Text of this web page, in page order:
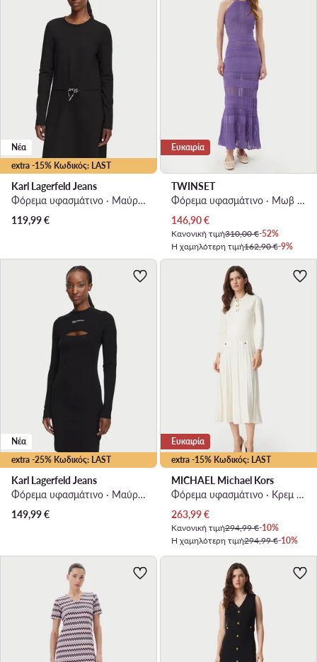
extra -15% Κωδικός: LAST
Νέα
Karl Lagerfeld Jeans
Φόρεμα υφασμάτινο · Μαύρο · Mini
119,99€
Ευκαιρία
TWINSET
Φόρεμα υφασμάτινο · Μωβ · Midi
Τρέχουσα τιμή
146,90€
Κανονική τιμή310,00 €-52%
Η χαμηλότερη τιμή162,90 €-9%
extra -25% Κωδικός: LAST
Νέα
Karl Lagerfeld Jeans
Φόρεμα υφασμάτινο · Μαύρο · Mini
149,99€
extra -15% Κωδικός: LAST
Ευκαιρία
MICHAEL Michael Kors
Φόρεμα υφασμάτινο · Κρεμ · Midi
Τρέχουσα τιμή
263,99€
Κανονική τιμή294,99 €-10%
Η χαμηλότερη τιμή294,99 €-10%